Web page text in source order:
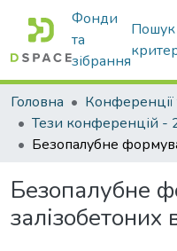
Фонди
та
зібрання
Пошук
Головна
Тези конференцій -
Безопалубне
залізобетоних